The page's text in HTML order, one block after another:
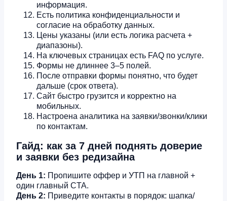
информация.
Есть политика конфиденциальности и
согласие на обработку данных.
Цены указаны (или есть логика расчета +
диапазоны).
На ключевых страницах есть FAQ по услуге.
Формы не длиннее 3–5 полей.
После отправки формы понятно, что будет
дальше (срок ответа).
Сайт быстро грузится и корректно на
мобильных.
Настроена аналитика на заявки/звонки/клики
по контактам.
Гайд: как за 7 дней поднять доверие
и заявки без редизайна
День 1: Пропишите оффер и УТП на главной +
один главный CTA.
День 2: Приведите контакты в порядок: шапка/